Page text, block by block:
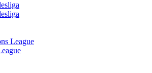
League